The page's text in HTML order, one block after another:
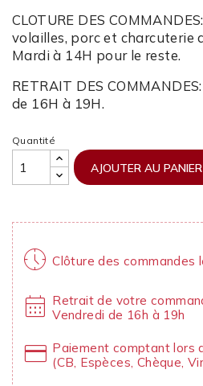
CLOTURE DES COMMANDES:
volailles, porc et charcuterie
Mardi à 14H pour le reste.
RETRAIT DES COMMANDES:
de 16H à 19H.
Quantité
AJOUTER AU PANIER
nest_clock_farsight_analog Clôture des commandes
calendar_month Retrait de votre
Vendredi de 16h à 19h
credit_card Paiement comptant lors
(CB, Espèces, Chèque,